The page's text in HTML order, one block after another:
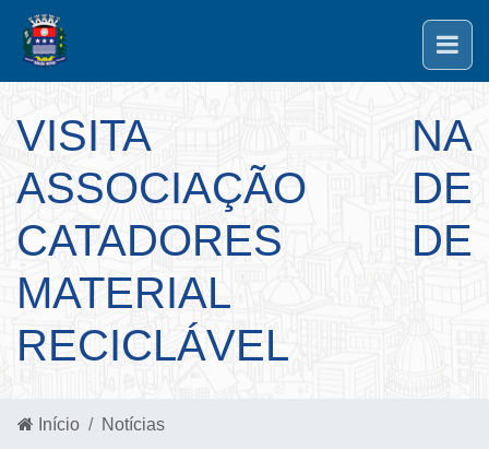
VISITA NA
ASSOCIAÇÃO DE
CATADORES DE
MATERIAL
RECICLÁVEL
Início Notícias